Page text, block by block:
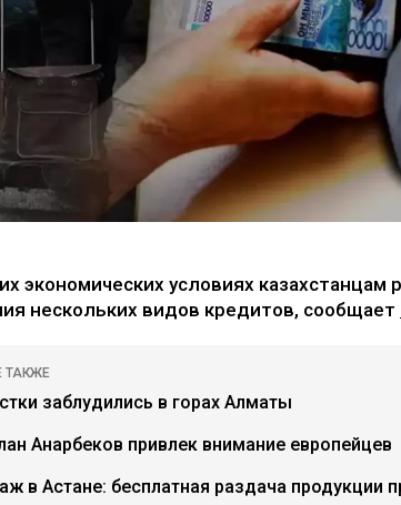
экономических условиях казахстанцам
нескольких видов кредитов, сообщает
ТАКЖЕ
заблудились в горах Алматы
Анарбеков привлек внимание европейцев
в Астане: бесплатная раздача продукции